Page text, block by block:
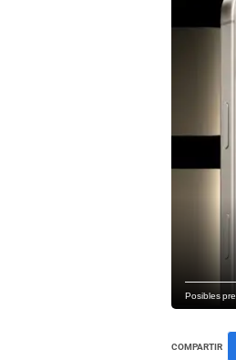
Posibles
COMPARTIR